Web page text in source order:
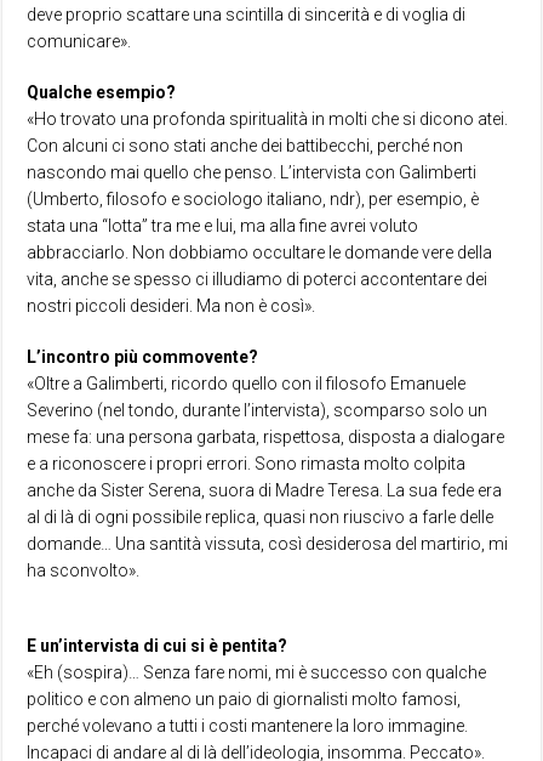
deve proprio scattare una scintilla di sincerità e di voglia di
comunicare».
Qualche esempio?
«Ho trovato una profonda spiritualità in molti che si dicono atei.
Con alcuni ci sono stati anche dei battibecchi, perché non
nascondo mai quello che penso. L’intervista con Galimberti
(Umberto, filosofo e sociologo italiano, ndr), per esempio, è
stata una “lotta” tra me e lui, ma alla fine avrei voluto
abbracciarlo. Non dobbiamo occultare le domande vere della
vita, anche se spesso ci illudiamo di poterci accontentare dei
nostri piccoli desideri. Ma non è così».
L’incontro più commovente?
«Oltre a Galimberti, ricordo quello con il filosofo Emanuele
Severino (nel tondo, durante l’intervista), scomparso solo un
mese fa: una persona garbata, rispettosa, disposta a dialogare
e a riconoscere i propri errori. Sono rimasta molto colpita
anche da Sister Serena, suora di Madre Teresa. La sua fede era
al di là di ogni possibile replica, quasi non riuscivo a farle delle
domande… Una santità vissuta, così desiderosa del martirio, mi
ha sconvolto».
E un’intervista di cui si è pentita?
«Eh (sospira)… Senza fare nomi, mi è successo con qualche
politico e con almeno un paio di giornalisti molto famosi,
perché volevano a tutti i costi mantenere la loro immagine.
Incapaci di andare al di là dell’ideologia, insomma. Peccato».